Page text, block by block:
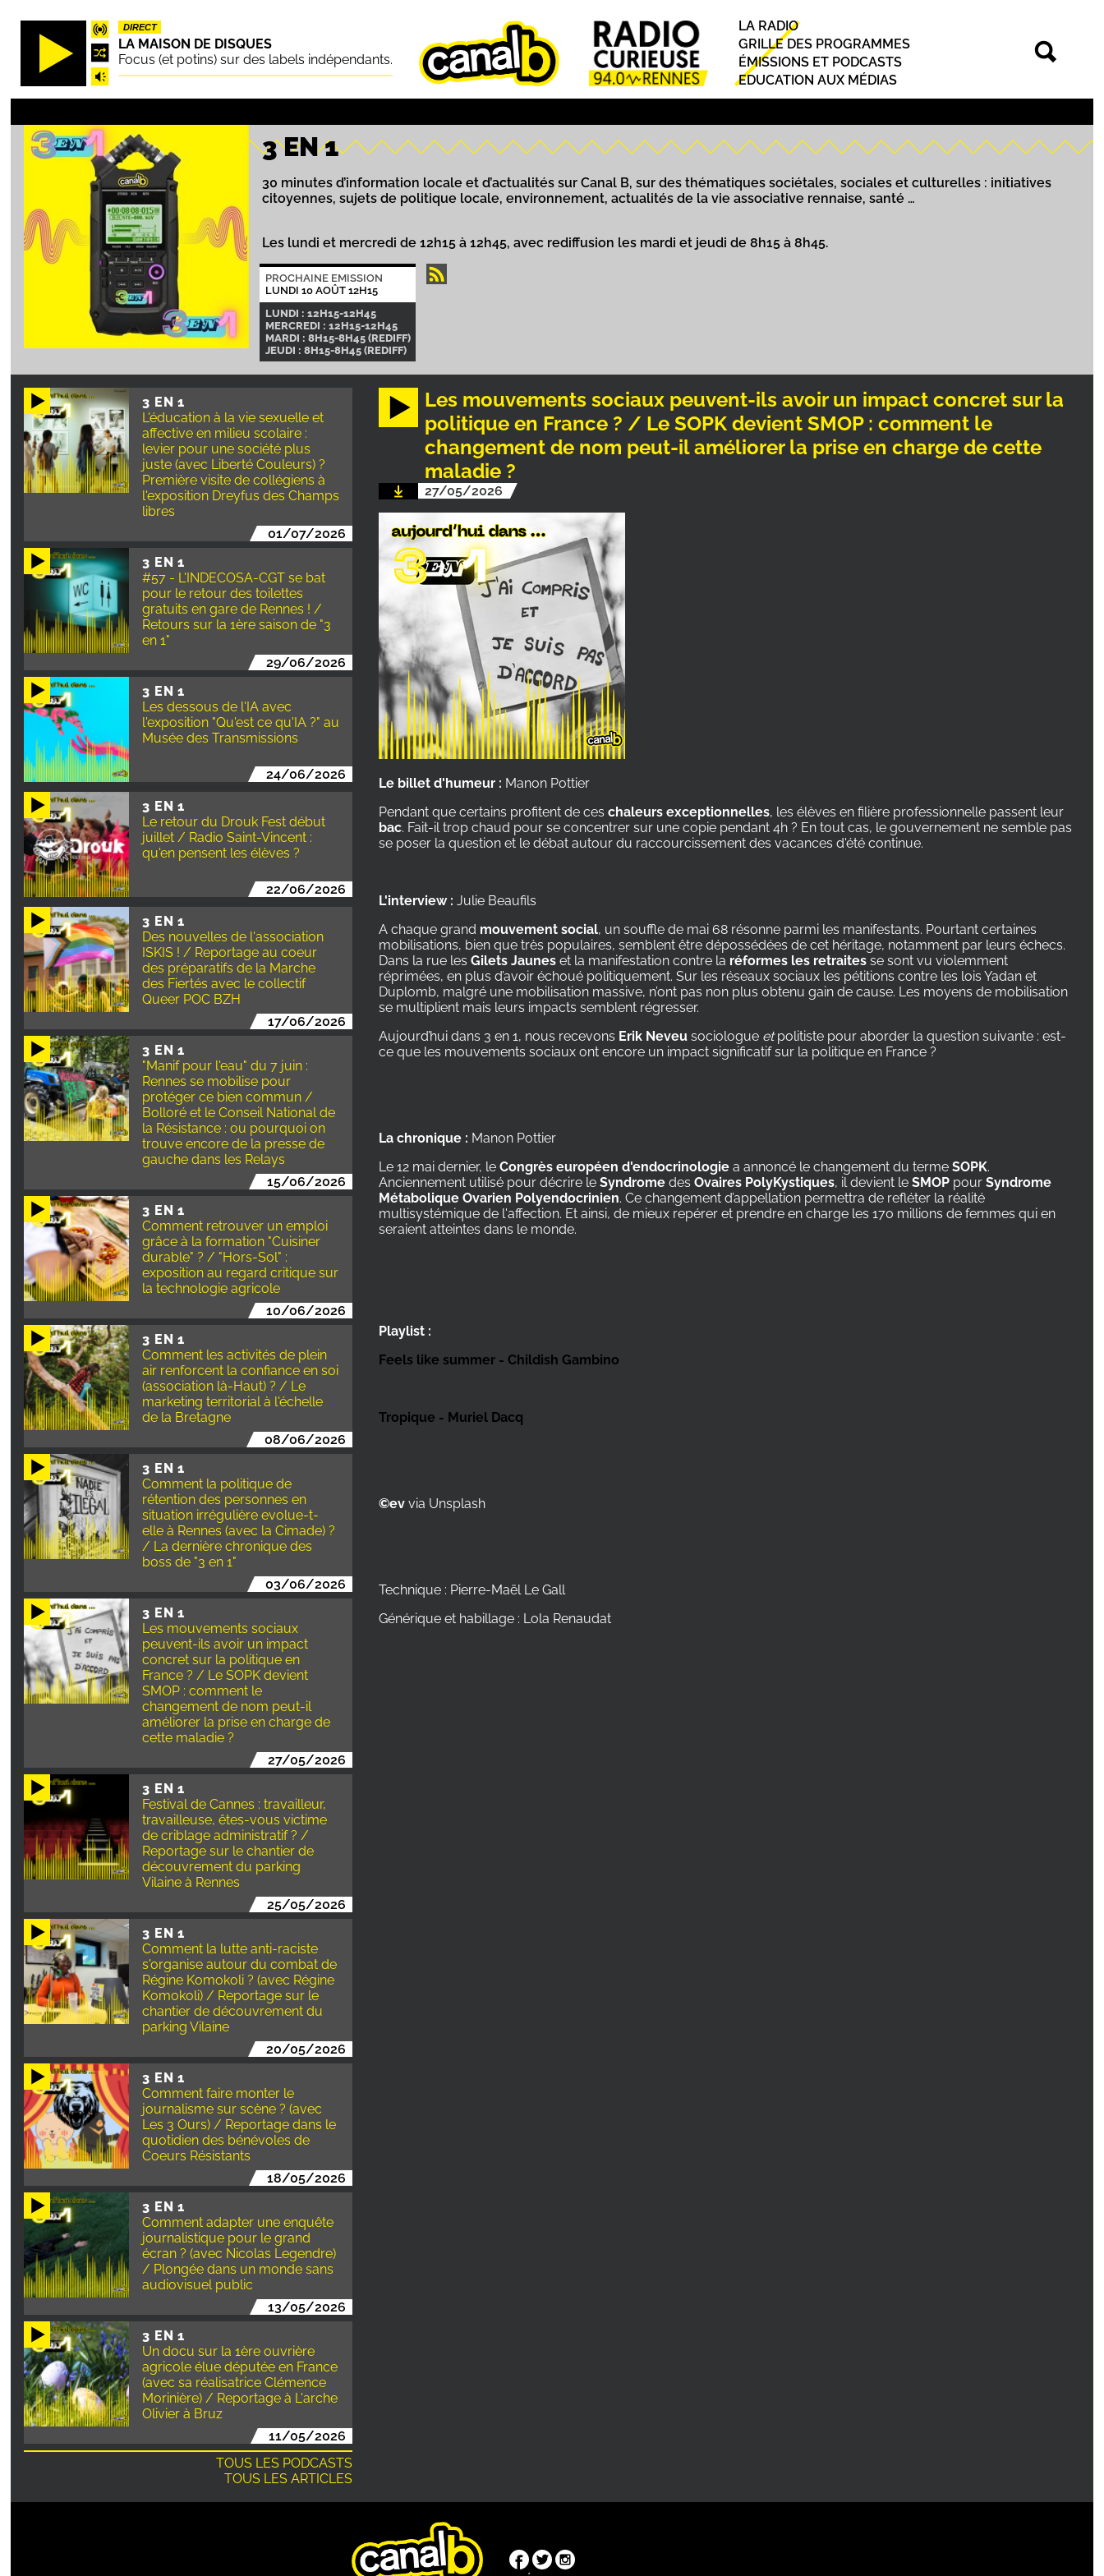
Aller
principal
DIRECT
LA MAISON DE DISQUES
Focus (et potins) sur des labels indépendants.
Principal
LA RADIO
GRILLE DES PROGRAMMES
ÉMISSIONS ET PODCASTS
EDUCATION AUX MÉDIAS
3 EN 1
30 minutes d’information locale et d’actualités sur Canal B, sur des thématiques sociétales, sociales et culturelles : initiatives
citoyennes, sujets de politique locale, environnement, actualités de la vie associative rennaise, santé …
Les lundi et mercredi de 12h15 à 12h45, avec rediffusion les mardi et jeudi de 8h15 à 8h45.
PROCHAINE EMISSION
LUNDI 10 AOÛT 12H15
LUNDI : 12H15-12H45
MERCREDI : 12H15-12H45
MARDI : 8H15-8H45 (REDIFF)
JEUDI : 8H15-8H45 (REDIFF)
3 EN 1
L'éducation à la vie sexuelle et
affective en milieu scolaire :
levier pour une société plus
juste (avec Liberté Couleurs) ?
Première visite de collégiens à
l'exposition Dreyfus des Champs
libres
01/07/2026
3 EN 1
#57 - L'INDECOSA-CGT se bat
pour le retour des toilettes
gratuits en gare de Rennes ! /
Retours sur la 1ère saison de "3
en 1"
29/06/2026
3 EN 1
Les dessous de l'IA avec
l'exposition "Qu'est ce qu'IA ?" au
Musée des Transmissions
24/06/2026
3 EN 1
Le retour du Drouk Fest début
juillet / Radio Saint-Vincent :
qu'en pensent les élèves ?
22/06/2026
3 EN 1
Des nouvelles de l'association
ISKIS ! / Reportage au coeur
des préparatifs de la Marche
des Fiertés avec le collectif
Queer POC BZH
17/06/2026
3 EN 1
"Manif pour l'eau" du 7 juin :
Rennes se mobilise pour
protéger ce bien commun /
Bolloré et le Conseil National de
la Résistance : ou pourquoi on
trouve encore de la presse de
gauche dans les Relays
15/06/2026
3 EN 1
Comment retrouver un emploi
grâce à la formation "Cuisiner
durable" ? / "Hors-Sol" :
exposition au regard critique sur
la technologie agricole
10/06/2026
3 EN 1
Comment les activités de plein
air renforcent la confiance en soi
(association là-Haut) ? / Le
marketing territorial à l'échelle
de la Bretagne
08/06/2026
3 EN 1
Comment la politique de
rétention des personnes en
situation irrégulière evolue-t-
elle à Rennes (avec la Cimade) ?
/ La dernière chronique des
boss de "3 en 1"
03/06/2026
3 EN 1
Les mouvements sociaux
peuvent-ils avoir un impact
concret sur la politique en
France ? / Le SOPK devient
SMOP : comment le
changement de nom peut-il
améliorer la prise en charge de
cette maladie ?
27/05/2026
3 EN 1
Festival de Cannes : travailleur,
travailleuse, êtes-vous victime
de criblage administratif ? /
Reportage sur le chantier de
découvrement du parking
Vilaine à Rennes
25/05/2026
3 EN 1
Comment la lutte anti-raciste
s'organise autour du combat de
Régine Komokoli ? (avec Régine
Komokoli) / Reportage sur le
chantier de découvrement du
parking Vilaine
20/05/2026
3 EN 1
Comment faire monter le
journalisme sur scène ? (avec
Les 3 Ours) / Reportage dans le
quotidien des bénévoles de
Coeurs Résistants
18/05/2026
3 EN 1
Comment adapter une enquête
journalistique pour le grand
écran ? (avec Nicolas Legendre)
/ Plongée dans un monde sans
audiovisuel public
13/05/2026
3 EN 1
Un docu sur la 1ère ouvrière
agricole élue députée en France
(avec sa réalisatrice Clémence
Morinière) / Reportage à L'arche
Olivier à Bruz
11/05/2026
TOUS LES PODCASTS
TOUS LES ARTICLES
Les mouvements sociaux peuvent-ils avoir un impact concret sur la
politique en France ? / Le SOPK devient SMOP : comment le
changement de nom peut-il améliorer la prise en charge de cette
maladie ?
27/05/2026
Le billet d'humeur : Manon Pottier
Pendant que certains profitent de ceschaleurs exceptionnelles, les élèves en filière professionnelle passent leur
bac. Fait-il trop chaud pour se concentrer sur une copie pendant 4h ? En tout cas, le gouvernement ne semble pas
se poser la question et le débat autour du raccourcissement des vacances d'été continue.
L'interview :Julie Beaufils
A chaque grand mouvement social, un souffle de mai 68 résonne parmi les manifestants. Pourtant certaines
mobilisations, bien que très populaires, semblent être dépossédées de cet héritage, notamment par leurs échecs.
Dans la rue lesGilets Jaunes et la manifestation contre la réformes les retraitesse sont vu violemment
réprimées, en plus d’avoir échoué politiquement. Sur les réseaux sociaux les pétitions contre les lois Yadan et
Duplomb, malgré une mobilisation massive, n’ont pas non plus obtenu gain de cause. Les moyens de mobilisation
se multiplient mais leurs impacts semblent régresser.
Aujourd’hui dans 3 en 1, nous recevons Erik Neveu sociologue etpolitiste pour aborder la question suivante : est-
ce que les mouvements sociaux ont encore un impact significatif sur la politique en France ?
La chronique : Manon Pottier
Le 12 mai dernier, leCongrès européen d'endocrinologie a annoncé le changement du termeSOPK.
Anciennement utilisé pour décrire leSyndromedesOvaires PolyKystiques, il devient leSMOP pourSyndrome
Métabolique Ovarien Polyendocrinien. Ce changement d’appellation permettra de refléter la réalité
multisystémique de l'affection. Et ainsi, de mieux repérer et prendre en charge les 170 millions de femmes qui en
seraient atteintes dans le monde.
Playlist :
Feels like summer - Childish Gambino
Tropique - Muriel Dacq
©evvia Unsplash
Technique : Pierre-Maël Le Gall
Générique et habillage : Lola Renaudat